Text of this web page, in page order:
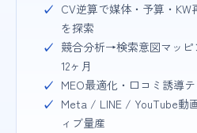
CV逆算で媒体・予算・
を探索
競合分析→検索意図マッ
12ヶ月
MEO最適化・口コミ誘導
Meta / LINE / YouTube動
ィブ量産